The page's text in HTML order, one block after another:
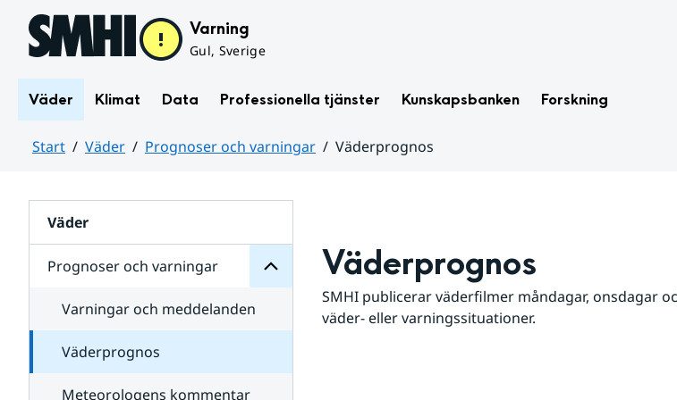
Hoppa till sidans innehåll Varning
Gul, Sverige
Väder Klimat Data Professionella tjänster Kunskapsbanken Forskning
Start Väder Prognoser och varningar
Väderprognos
Väder
Prognoser och varningar
för
varningar
Varningar och meddelanden
Väderprognos
Meteorologens kommentar
Väderprognos
SMHI publicerar väderfilmer måndagar, onsdagar
väder- eller varningssituationer.